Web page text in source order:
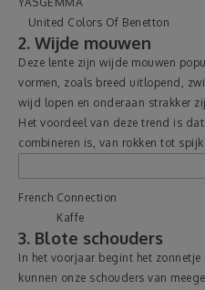
United Colors Of Benetton
2. Wijde mouwen
Deze lente zijn wijde mouwen
vormen, zoals breed uitlopend,
wijd lopen en onderaan strakker
Het voordeel van deze trend is
combineren is, van rokken tot
French
Kaffe
3. Blote schouders
In het voorjaar begint het
kunnen onze schouders van